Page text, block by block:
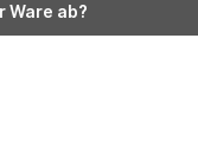
Ware ab?